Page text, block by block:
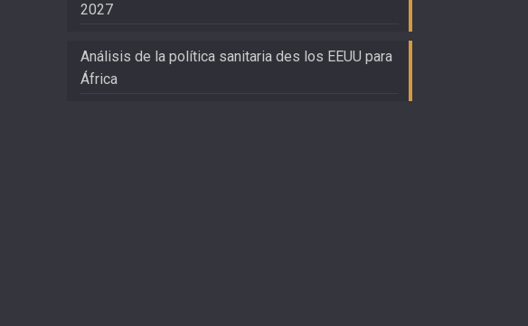
2027
Análisis de la política sanitaria des los EEUU para
África